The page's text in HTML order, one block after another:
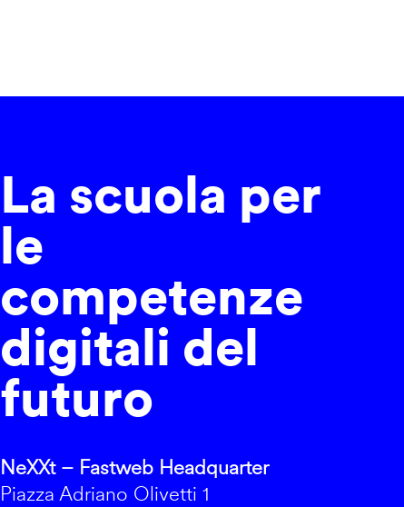
La scuola per
le
competenze
digitali del
futuro
NeXXt – Fastweb Headquarter
Piazza Adriano Olivetti 1